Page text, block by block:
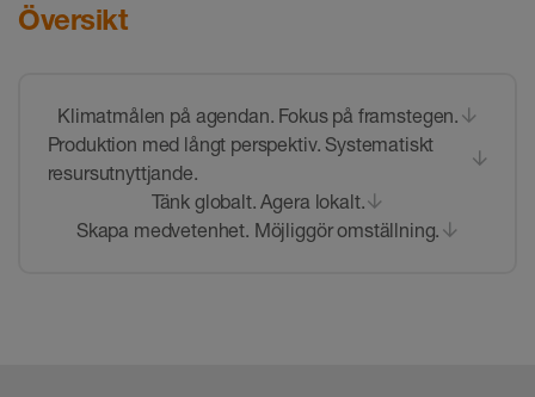
Översikt
Klimatmålen på agendan. Fokus på framstegen.
Produktion med långt perspektiv. Systematiskt
resursutnyttjande.
Tänk globalt. Agera lokalt.
Skapa medvetenhet. Möjliggör omställning.